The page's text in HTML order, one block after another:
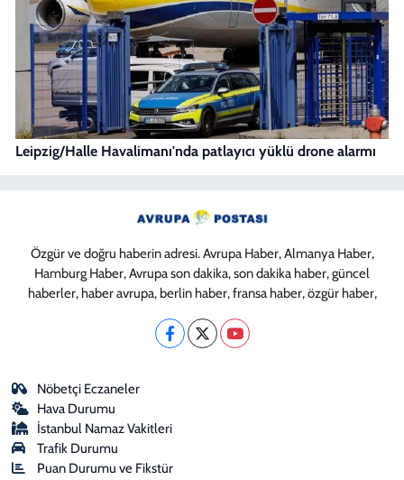
Leipzig/Halle Havalimanı'nda patlayıcı yüklü drone alarmı
Özgür ve doğru haberin adresi. Avrupa Haber, Almanya Haber,
Hamburg Haber, Avrupa son dakika, son dakika haber, güncel
haberler, haber avrupa, berlin haber, fransa haber, özgür haber,
Nöbetçi Eczaneler
Hava Durumu
İstanbul Namaz Vakitleri
Trafik Durumu
Puan Durumu ve Fikstür